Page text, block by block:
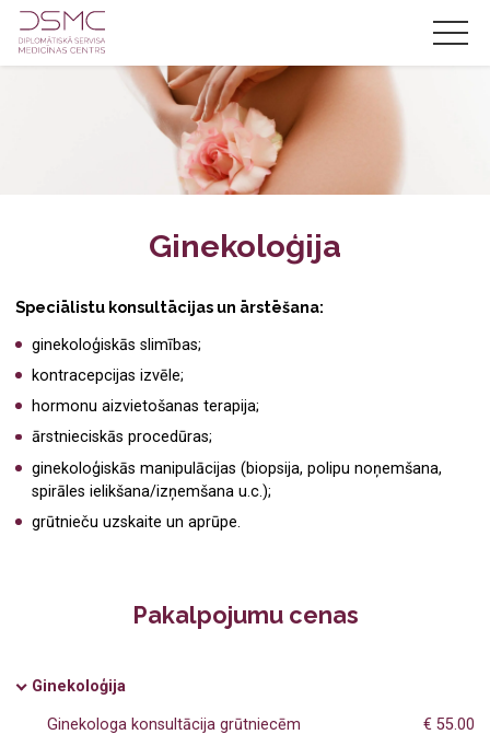
Pakalpojumi
Zobārstniecība
Oftalmoloģija
Jūrnieku medicīniskā komisija
Medicīniskā komisija darbam uz naftas un gāzes
Ginekoloģija
Cenas
Speciālisti
Zobārsts
Zobu higiēnists
Radiologa asistents
EN
Ginekoloģija
Speciālistu konsultācijas un ārstēšana:
ginekoloģiskās slimības;
kontracepcijas izvēle;
hormonu aizvietošanas terapija;
ārstnieciskās procedūras;
ginekoloģiskās manipulācijas (biopsija, polipu noņemšana,
spirāles ielikšana/izņemšana u.c.);
grūtnieču uzskaite un aprūpe.
Pakalpojumu cenas
Ginekoloģija
Ginekologa konsultācija grūtniecēm € 55.00